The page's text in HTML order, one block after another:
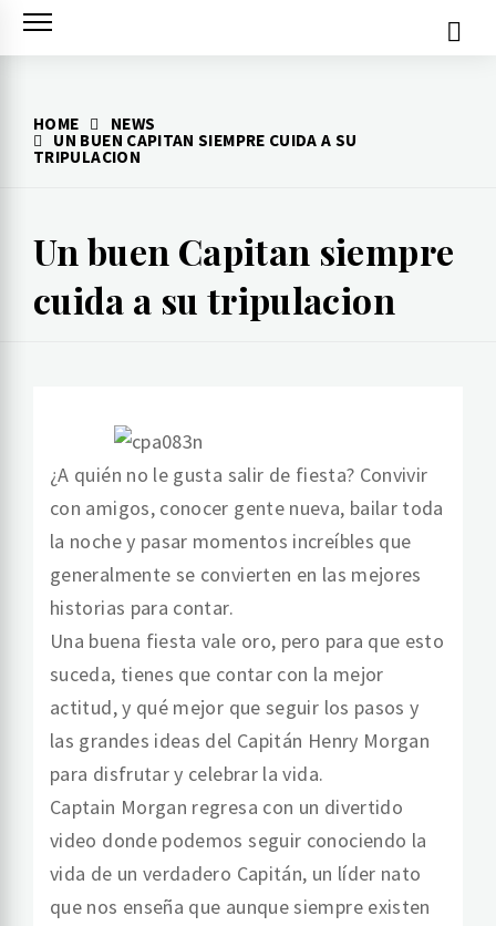
Skip
HOME
NEWS
UN BUEN CAPITAN SIEMPRE CUIDA A SU
TRIPULACION
Un buen Capitan siempre
cuida a su tripulacion
¿A quién no le gusta salir de fiesta? Convivir
con amigos, conocer gente nueva, bailar toda
la noche y pasar momentos increíbles que
generalmente se convierten en las mejores
historias para contar.
Una buena fiesta vale oro, pero para que esto
suceda, tienes que contar con la mejor
actitud, y qué mejor que seguir los pasos y
las grandes ideas del Capitán Henry Morgan
para disfrutar y celebrar la vida.
Captain Morgan regresa con un divertido
video donde podemos seguir conociendo la
vida de un verdadero Capitán, un líder nato
que nos enseña que aunque siempre existen